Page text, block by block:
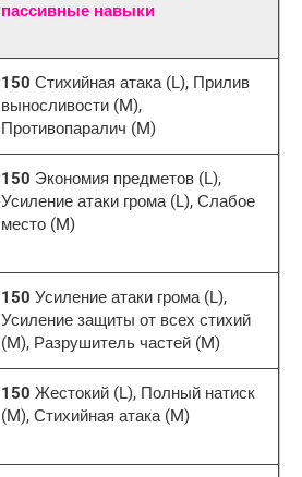
пассивные навыки
150 Стихийная атака (L), Прилив
выносливости (M),
Противопаралич (M)
150 Экономия предметов (L),
Усиление атаки грома (L), Слабое
место (M)
150 Усиление атаки грома (L),
Усиление защиты от всех стихий
(M), Разрушитель частей (M)
150 Жестокий (L), Полный натиск
(M), Стихийная атака (M)